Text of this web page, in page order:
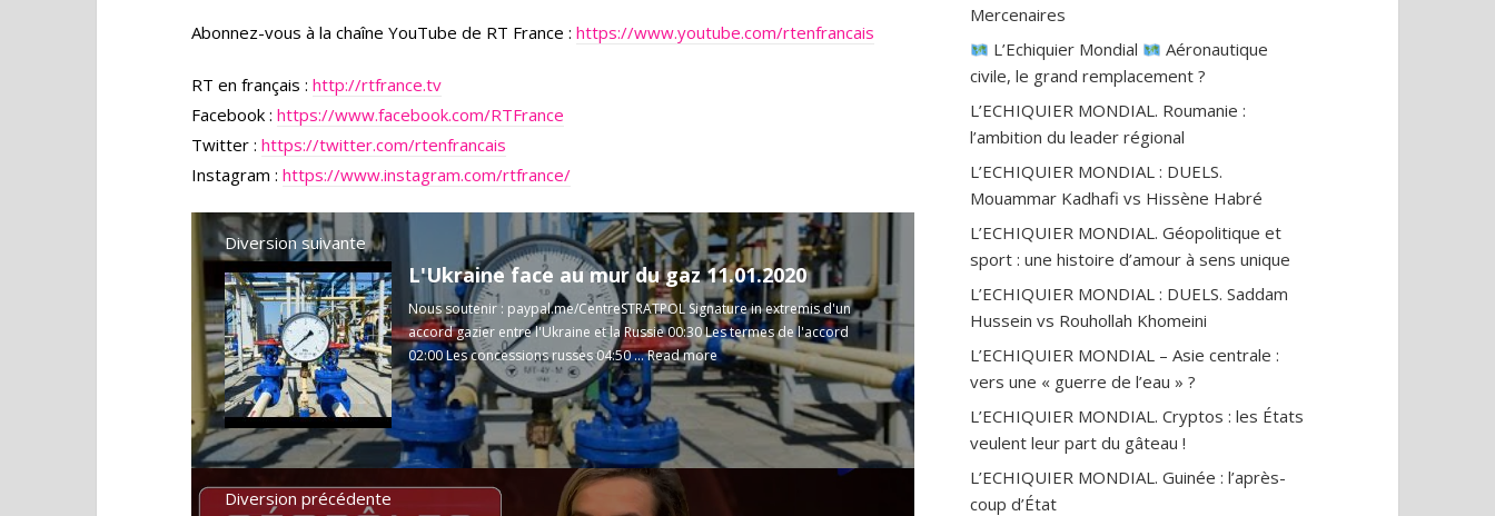
Abonnez-vous à la chaîne YouTube de RT France : https://www.youtube.com/rtenfrancais
RT en français : http://rtfrance.tv
Facebook : https://www.facebook.com/RTFrance
Twitter : https://twitter.com/rtenfrancais
Instagram : https://www.instagram.com/rtfrance/
Diversion suivante
L'Ukraine face au mur du gaz 11.01.2020
Nous soutenir : paypal.me/CentreSTRATPOL Signature in extremis d'un
accord gazier entre l'Ukraine et la Russie 00:30 Les termes de l'accord
02:00 Les concessions russes 04:50 ...Read more
Diversion précédente
Mercenaires
L’Echiquier Mondial
Aéronautique
civile, le grand remplacement ?
L’ECHIQUIER MONDIAL. Roumanie :
l’ambition du leader régional
L’ECHIQUIER MONDIAL : DUELS.
Mouammar Kadhafi vs Hissène Habré
L’ECHIQUIER MONDIAL. Géopolitique et
sport : une histoire d’amour à sens unique
L’ECHIQUIER MONDIAL : DUELS. Saddam
Hussein vs Rouhollah Khomeini
L’ECHIQUIER MONDIAL – Asie centrale :
vers une « guerre de l’eau » ?
L’ECHIQUIER MONDIAL. Cryptos : les États
veulent leur part du gâteau !
L’ECHIQUIER MONDIAL. Guinée : l’après-
coup d’État